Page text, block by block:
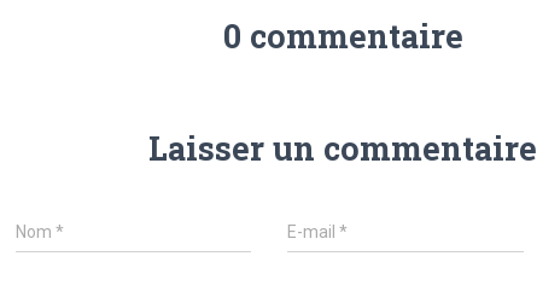
0 commentaire
Laisser un commentaire
Nom * E-mail*